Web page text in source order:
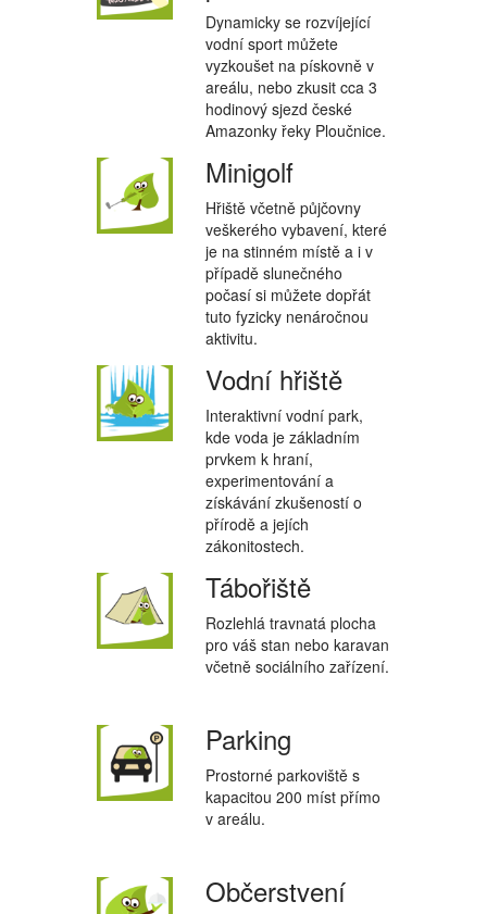
Dynamicky se rozvíjející
vodní sport můžete
vyzkoušet na pískovně v
areálu, nebo zkusit cca 3
hodinový sjezd české
Amazonky řeky Ploučnice.
Minigolf
Hřiště včetně půjčovny
veškerého vybavení, které
je na stinném místě a i v
případě slunečného
počasí si můžete dopřát
tuto fyzicky nenáročnou
aktivitu.
Vodní hřiště
Interaktivní vodní park,
kde voda je základním
prvkem k hraní,
experimentování a
získávání zkušeností o
přírodě a jejích
zákonitostech.
Tábořiště
Rozlehlá travnatá plocha
pro váš stan nebo karavan
včetně sociálního zařízení.
Parking
Prostorné parkoviště s
kapacitou 200 míst přímo
v areálu.
Občerstvení